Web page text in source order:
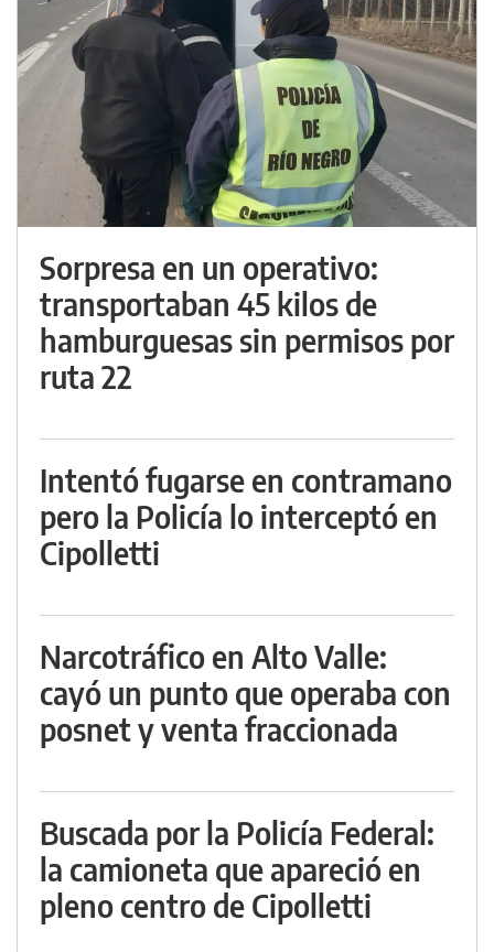
Sorpresa en un operativo:
transportaban 45 kilos de
hamburguesas sin permisos por
ruta 22
Intentó fugarse en contramano
pero la Policía lo interceptó en
Cipolletti
Narcotráfico en Alto Valle:
cayó un punto que operaba con
posnet y venta fraccionada
Buscada por la Policía Federal:
la camioneta que apareció en
pleno centro de Cipolletti